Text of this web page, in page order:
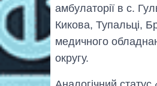
амбулаторії в с.
Кикова, Тупальці,
медичного
округу.